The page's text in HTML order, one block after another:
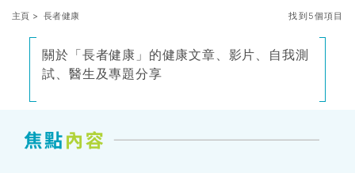
主頁 > 長者健康 找到5個項目
關於「長者健康」的健康文章、影片、自我測
試、醫生及專題分享